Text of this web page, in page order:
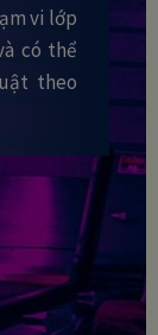
vi lớp
có thể
theo